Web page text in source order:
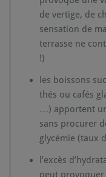
de vertige, de
sensation de
terrasse ne
!)
les boissons
thés ou cafés
…) apportent
sans procurer
glycémie (taux
l’excès
peut provoquer